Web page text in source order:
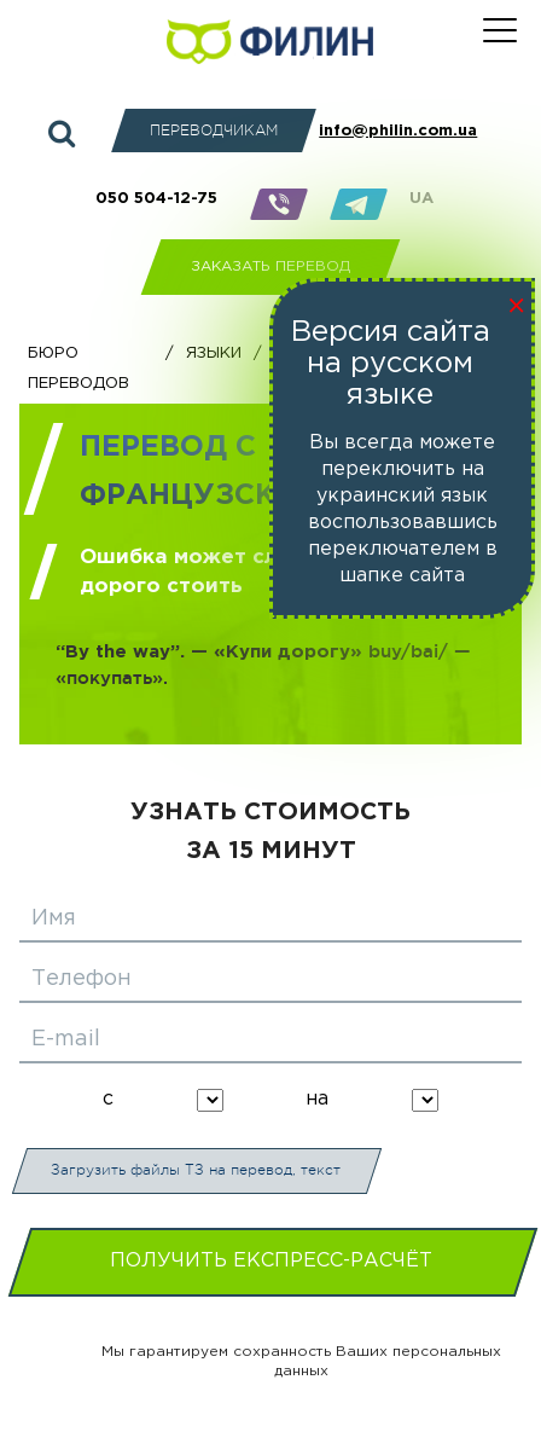
ПЕРЕВОДЧИКАМ info@philin.com.ua
050 504-12-75 UA
ЗАКАЗАТЬ ПЕРЕВОД
бюро
переводов
/ Языки /
Перевод с французского
ПЕРЕВОД С
ФРАНЦУЗСКОГО ЯЗЫКА
Ошибка может слишком
дорого стоить
“By the way”. — «Купи дорогу» buy/bai/ —
«покупать».
УЗНАТЬ СТОИМОСТЬ
ЗА 15 МИНУТ
Имя
Телефон
E-mail
с на
Загрузить файлы ТЗ на перевод, текст
ПОЛУЧИТЬ ЕКСПРЕСС-РАСЧЁТ
Мы гарантируем сохранность Ваших персональных
данных
Версия сайта
на русском
языке
Вы всегда можете
переключить на
украинский язык
воспользовавшись
переключателем в
шапке сайта
×